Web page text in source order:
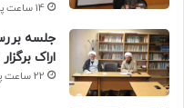
14 ساعت پیش
جلسه
اراک
22 ساعت پیش